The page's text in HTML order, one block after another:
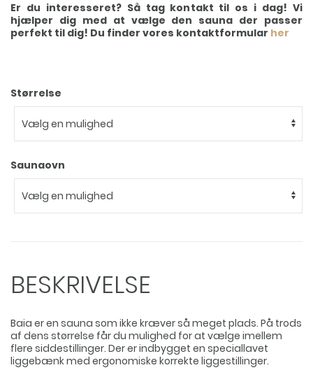
Er du interesseret? Så tag kontakt til os i dag! Vi
hjælper dig med at vælge den sauna der passer
perfekt til dig! Du finder vores kontaktformular her
Størrelse
Saunaovn
BESKRIVELSE
Baia er en sauna som ikke kræver så meget plads. På trods
af dens størrelse får du mulighed for at vælge imellem
flere siddestillinger. Der er indbygget en speciallavet
liggebænk med ergonomiske korrekte liggestillinger.